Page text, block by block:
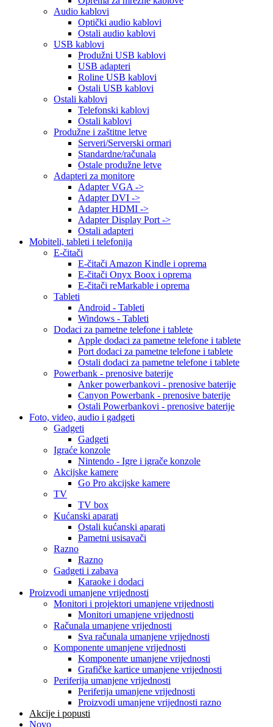
Audio kablovi
Optički audio kablovi
Ostali audio kablovi
USB kablovi
Produžni USB kablovi
USB adapteri
Roline USB kablovi
Ostali USB kablovi
Ostali kablovi
Telefonski kablovi
Ostali kablovi
Produžne i zaštitne letve
Serveri/Serverski ormari
Standardne/računala
Ostale produžne letve
Adapteri za monitore
Adapter VGA ->
Adapter DVI ->
Adapter HDMI ->
Adapter Display Port ->
Ostali adapteri
Mobiteli, tableti i telefonija
E-čitači
E-čitači Amazon Kindle i oprema
E-čitači Onyx Boox i oprema
E-čitači reMarkable i oprema
Tableti
Android - Tableti
Windows - Tableti
Dodaci za pametne telefone i tablete
Apple dodaci za pametne telefone i tablete
Port dodaci za pametne telefone i tablete
Ostali dodaci za pametne telefone i tablete
Powerbank - prenosive baterije
Anker powerbankovi - prenosive baterije
Canyon Powerbank - prenosive baterije
Ostali Powerbankovi - prenosive baterije
Foto, video, audio i gadgeti
Gadgeti
Gadgeti
Igraće konzole
Nintendo - Igre i igrače konzole
Akcijske kamere
Go Pro akcijske kamere
TV
TV box
Kućanski aparati
Ostali kućanski aparati
Pametni usisavači
Razno
Razno
Gadgeti i zabava
Karaoke i dodaci
Proizvodi umanjene vrijednosti
Monitori i projektori umanjene vrijednosti
Monitori umanjene vrijednosti
Računala umanjene vrijednosti
Sva računala umanjene vrijednosti
Komponente umanjene vrijednosti
Komponente umanjene vrijednosti
Grafičke kartice umanjene vrijednosti
Periferija umanjene vrijednosti
Periferija umanjene vrijednosti
Proizvodi umanjene vrijednosti razno
Akcije i popusti
Novo